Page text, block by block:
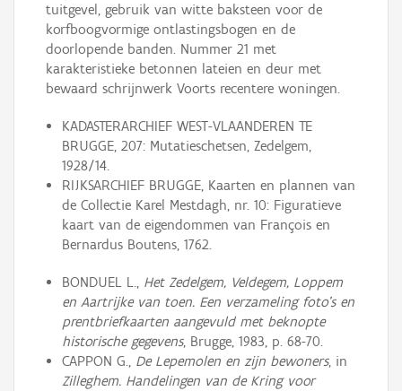
tuitgevel, gebruik van witte baksteen voor de
korfboogvormige ontlastingsbogen en de
doorlopende banden. Nummer 21 met
karakteristieke betonnen lateien en deur met
bewaard schrijnwerk Voorts recentere woningen.
KADASTERARCHIEF WEST-VLAANDEREN TE
BRUGGE, 207: Mutatieschetsen, Zedelgem,
1928/14.
RIJKSARCHIEF BRUGGE, Kaarten en plannen van
de Collectie Karel Mestdagh, nr. 10: Figuratieve
kaart van de eigendommen van François en
Bernardus Boutens, 1762.
BONDUEL L., Het Zedelgem, Veldegem, Loppem
en Aartrijke van toen. Een verzameling foto's en
prentbriefkaarten aangevuld met beknopte
historische gegevens, Brugge, 1983, p. 68-70.
CAPPON G., De Lepemolen en zijn bewoners, in
Zilleghem. Handelingen van de Kring voor